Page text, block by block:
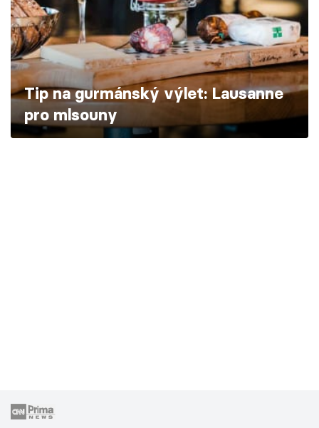
Škola vaření
Recepty z TV
Speciál: Cuketa
Těhotnej kuchař
Tip na gurmánský výlet: Lausanne
pro mlsouny